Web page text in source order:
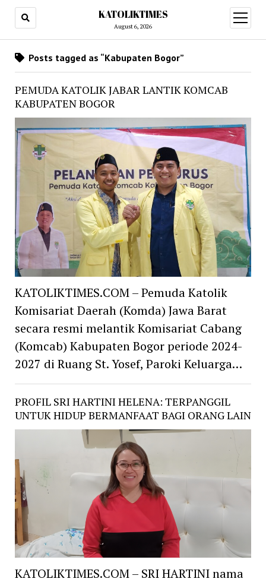
KATOLIKTIMES
August 6, 2026
open
menu
Posts tagged as “Kabupaten Bogor”
PEMUDA KATOLIK JABAR LANTIK KOMCAB
KABUPATEN BOGOR
KATOLIKTIMES.COM – Pemuda Katolik
Komisariat Daerah (Komda) Jawa Barat
secara resmi melantik Komisariat Cabang
(Komcab) Kabupaten Bogor periode 2024-
2027 di Ruang St. Yosef, Paroki Keluarga…
PROFIL SRI HARTINI HELENA: TERPANGGIL
UNTUK HIDUP BERMANFAAT BAGI ORANG LAIN
KATOLIKTIMES.COM – SRI HARTINI nama